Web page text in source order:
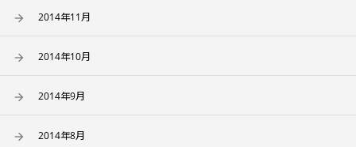
2014年11月
2014年10月
2014年9月
2014年8月